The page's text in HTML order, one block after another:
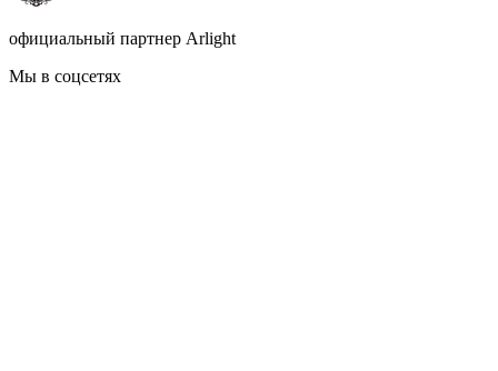
официальный партнер Arlight
Мы в соцсетях